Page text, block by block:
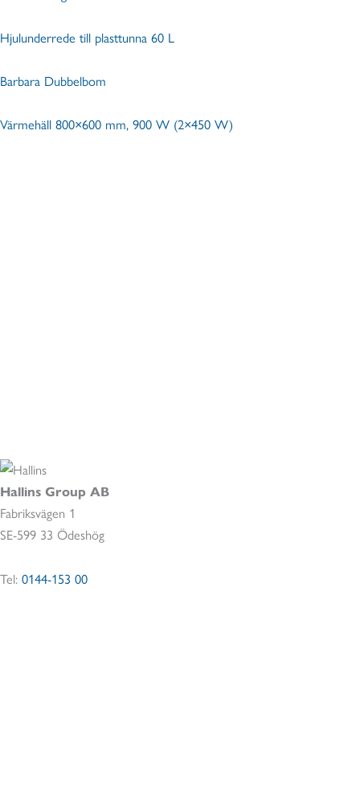
Hjulunderrede till plasttunna 60 L
Barbara Dubbelbom
Värmehäll 800×600 mm, 900 W (2×450 W)
Hallins Group AB
Fabriksvägen 1
SE-599 33 Ödeshög
Tel: 0144-153 00